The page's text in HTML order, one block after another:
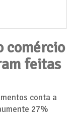
comércio
feitas
conta a
27%